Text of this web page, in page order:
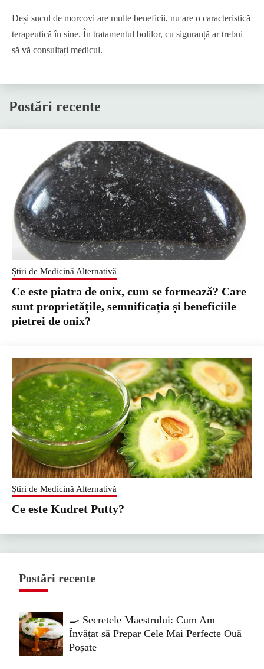
Deși sucul de morcovi are multe beneficii, nu are o caracteristică
terapeutică în sine. În tratamentul bolilor, cu siguranță ar trebui
să vă consultați medicul.
Postări recente
Știri de Medicină Alternativă
Ce este piatra de onix, cum se formează? Care
sunt proprietățile, semnificația și beneficiile
pietrei de onix?
Știri de Medicină Alternativă
Ce este Kudret Putty?
Postări recente
🍳 Secretele Maestrului: Cum Am
Învățat să Prepar Cele Mai Perfecte Ouă
Poșate